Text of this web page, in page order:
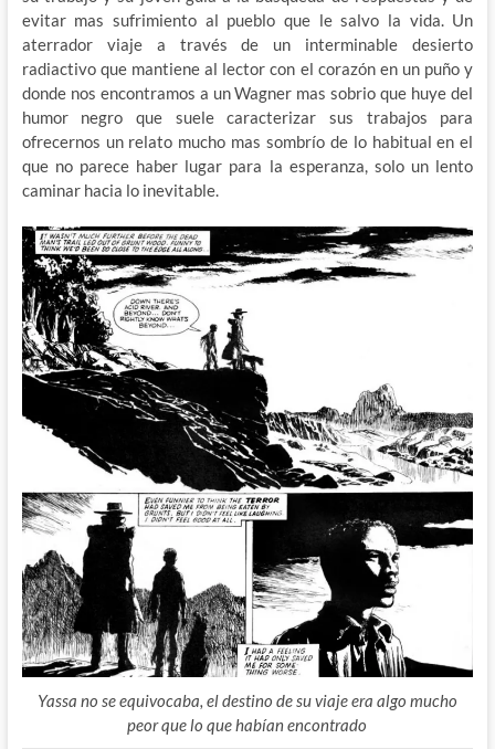
evitar mas sufrimiento al pueblo que le salvo la vida. Un
aterrador viaje a través de un interminable desierto
radiactivo que mantiene al lector con el corazón en un puño y
donde nos encontramos a un Wagner mas sobrio que huye del
humor negro que suele caracterizar sus trabajos para
ofrecernos un relato mucho mas sombrío de lo habitual en el
que no parece haber lugar para la esperanza, solo un lento
caminar hacia lo inevitable.
Yassa no se equivocaba, el destino de su viaje era algo mucho
peor que lo que habían encontrado